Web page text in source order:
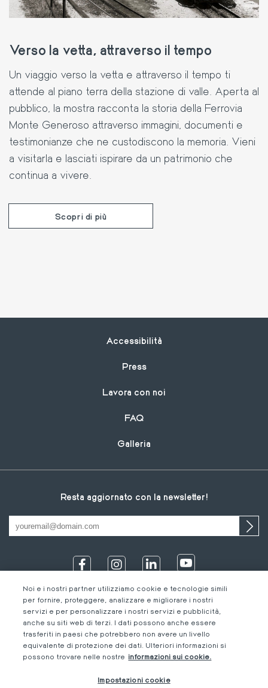
Verso la vetta, attraverso il tempo
Un viaggio verso la vetta e attraverso il tempo ti
attende al piano terra della stazione di valle. Aperta al
pubblico, la mostra racconta la storia della Ferrovia
Monte Generoso attraverso immagini, documenti e
testimonianze che ne custodiscono la memoria. Vieni
a visitarla e lasciati ispirare da un patrimonio che
continua a vivere.
Scopri di più
Footer
Accessibilità
Press
Lavora con noi
FAQ
Galleria
Resta aggiornato con la newsletter!
Footer
Informazioni legali
IT
IT
DE
FR
Noi e i nostri partner utilizziamo cookie e tecnologie simili
per fornire, proteggere, analizzare e migliorare i nostri
servizi e per personalizzare i nostri servizi e pubblicità,
anche su siti web di terzi. I dati possono anche essere
trasferiti in paesi che potrebbero non avere un livello
equivalente di protezione dei dati. Ulteriori informazioni si
possono trovare nelle nostre informazioni sui cookie.
Impostazioni cookie